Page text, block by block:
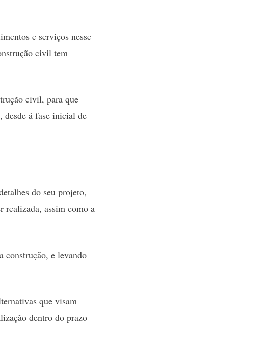
e serviços nesse
civil tem
civil, para que
desde á fase inicial de
do seu projeto,
realizada, assim como a
construção, e levando
que visam
dentro do prazo